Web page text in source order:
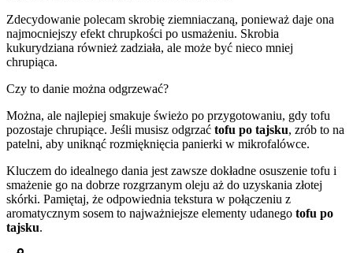
Zdecydowanie polecam skrobię ziemniaczaną, ponieważ daje ona
najmocniejszy efekt chrupkości po usmażeniu. Skrobia
kukurydziana również zadziała, ale może być nieco mniej
chrupiąca.
Czy to danie można odgrzewać?
Można, ale najlepiej smakuje świeżo po przygotowaniu, gdy tofu
pozostaje chrupiące. Jeśli musisz odgrzać tofu po tajsku, zrób to na
patelni, aby uniknąć rozmięknięcia panierki w mikrofalówce.
Kluczem do idealnego dania jest zawsze dokładne osuszenie tofu i
smażenie go na dobrze rozgrzanym oleju aż do uzyskania złotej
skórki. Pamiętaj, że odpowiednia tekstura w połączeniu z
aromatycznym sosem to najważniejsze elementy udanego tofu po
tajsku.